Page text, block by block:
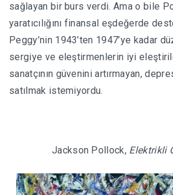
sağlayan bir burs verdi. Ama o bile
yaratıcılığını finansal eşdeğerde
Peggy’nin 1943’ten 1947’ye kadar
sergiye ve eleştirmenlerin iyi
sanatçının güvenini artırmayan,
satılmak istemiyordu.
Jackson Pollock, Elektrikli